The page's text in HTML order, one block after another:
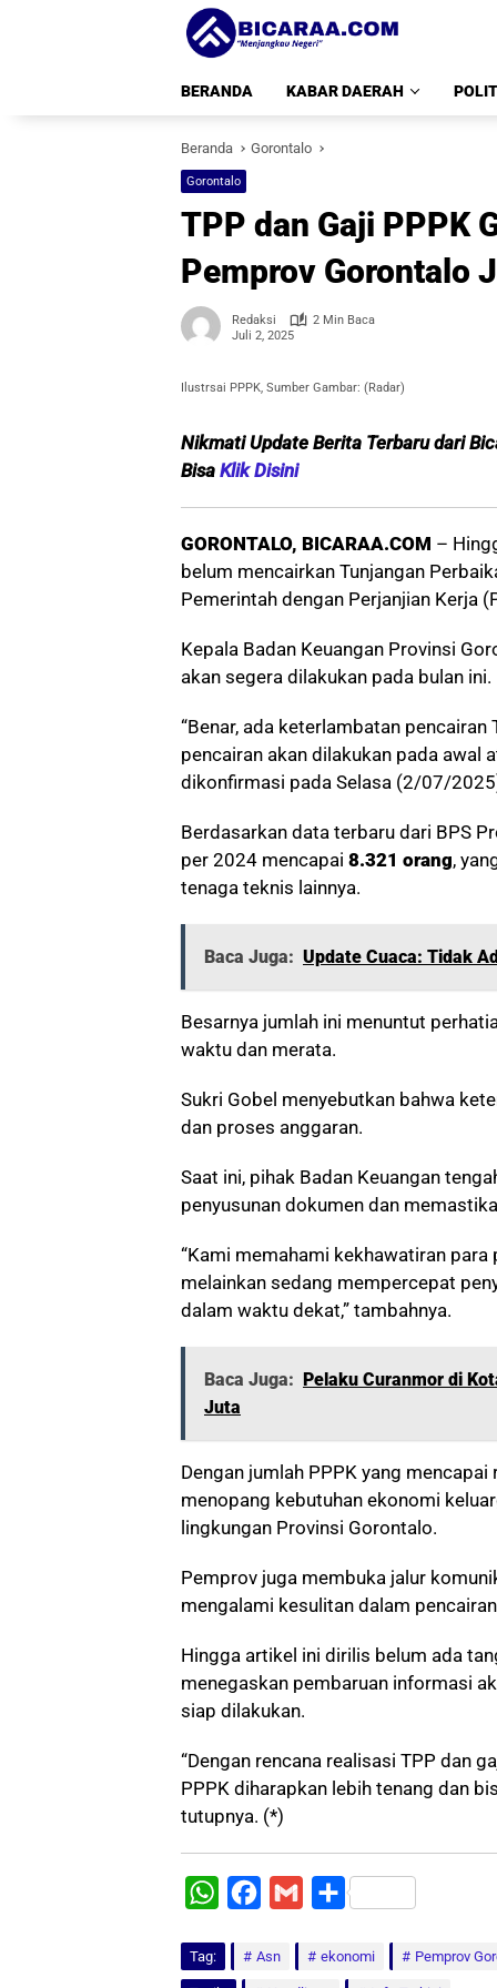
BERANDA KABAR DAERAH
Beranda Gorontalo
Gorontalo
TPP dan Gaji PPPK
Pemprov Gorontalo
Redaksi
2 Min Baca
Juli 2, 2025
Ilustrsai PPPK, Sumber Gambar: (Radar)
Nikmati Update Berita Terbaru dari
Bisa Klik Disini
GORONTALO, BICARAA.COM –
belum mencairkan Tunjangan
Pemerintah dengan Perjanjian Kerja
Kepala Badan Keuangan Provinsi
akan segera dilakukan pada bulan ini.
“Benar, ada keterlambatan
pencairan akan dilakukan pada awal
dikonfirmasi pada Selasa (2/07/
Berdasarkan data terbaru dari BPS
per 2024 mencapai 8.321 orang,
tenaga teknis lainnya.
Baca Juga: Update Cuaca: Tidak
Besarnya jumlah ini menuntut
waktu dan merata.
Sukri Gobel menyebutkan bahwa
dan proses anggaran.
Saat ini, pihak Badan Keuangan
penyusunan dokumen dan
“Kami memahami kekhawatiran
melainkan sedang mempercepat
dalam waktu dekat,” tambahnya.
Baca Juga: Pelaku Curanmor di
Juta
Dengan jumlah PPPK yang
menopang kebutuhan ekonomi
lingkungan Provinsi Gorontalo.
Pemprov juga membuka jalur
mengalami kesulitan dalam
Hingga artikel ini dirilis belum ada
menegaskan pembaruan informasi
siap dilakukan.
“Dengan rencana realisasi TPP dan
PPPK diharapkan lebih tenang dan
tutupnya. (*)
W
c
a
S
a
Tag: Asn ekonomi Pemprov